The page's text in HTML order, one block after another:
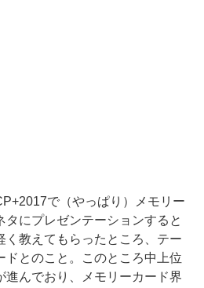
で（やっぱり）メモリー
タにプレゼンテーションすると
く教えてもらったところ、テー
ドとのこと。このところ中上位
進んでおり、メモリーカード界